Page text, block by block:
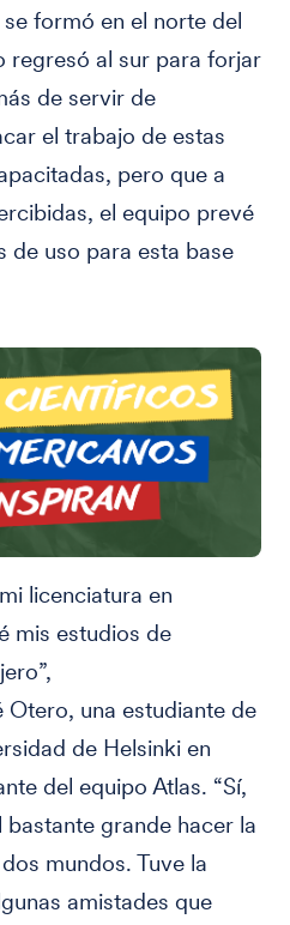
formó en el norte del
regresó al sur para forjar
de servir de
el trabajo de estas
pero que a
el equipo prevé
de uso para esta base
licenciatura en
mis estudios de
una estudiante de
de Helsinki en
del equipo Atlas. “Sí,
grande hacer la
mundos. Tuve la
amistades que